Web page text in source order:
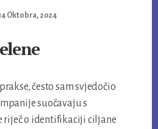
Oktobra, 2024
često sam svjedočio
suočavaju s
riječ o identifikaciji ciljane